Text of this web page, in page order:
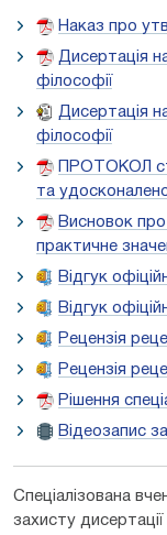
Наказ про
Дисертація
філософії
Дисертація
філософії
ПРОТОКОЛ
та
Висновок
практичне
Відгук
Відгук
Рецензія
Рецензія
Рішення
Відеозапис
Спеціалізована
захисту